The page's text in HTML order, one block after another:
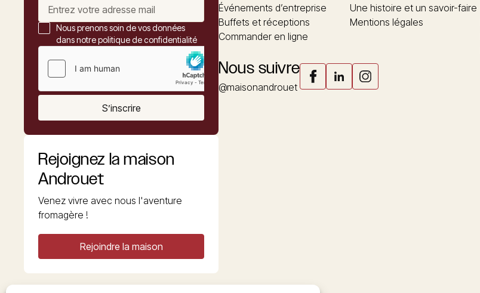
Nous prenons soin de vos données
dans notre politique de confidentialité
S’inscrire
Rejoignez la maison
Androuet
Venez vivre avec nous l'aventure
fromagère !
Rejoindre la maison
Événements d’entreprise
Buffets et réceptions
Commander en ligne
Une histoire et un savoir-faire
Mentions légales
Nous suivre
@maisonandrouet